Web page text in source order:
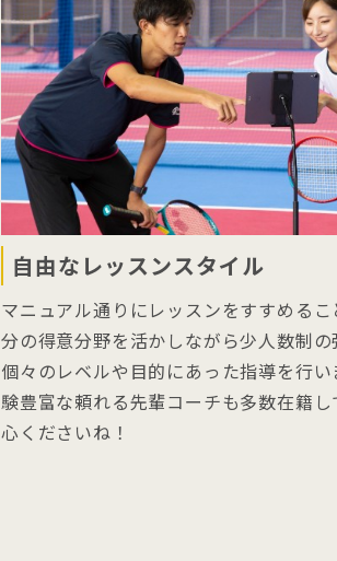
自由なレッスンスタイル
マニュアル通りにレッスンをすすめる
分の得意分野を活かしながら少人数制の
個々のレベルや目的にあった指導を行
験豊富な頼れる先輩コーチも多数在籍
心くださいね！